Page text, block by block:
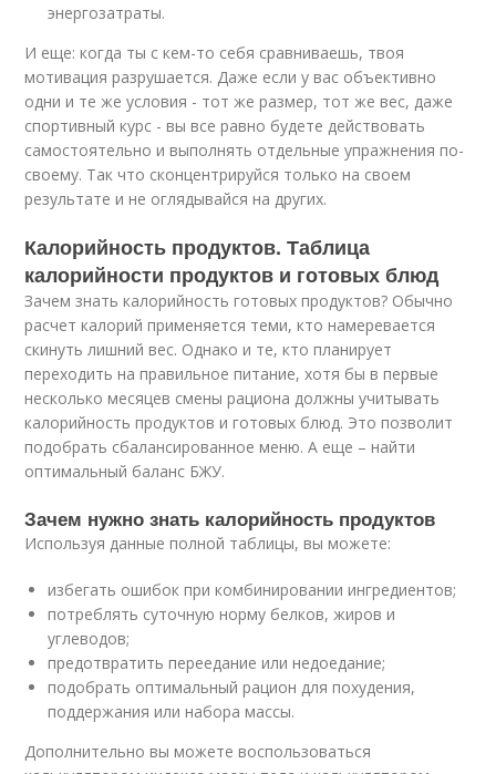
энергозатраты.
И еще: когда ты с кем-то себя сравниваешь, твоя
мотивация разрушается. Даже если у вас объективно
одни и те же условия - тот же размер, тот же вес, даже
спортивный курс - вы все равно будете действовать
самостоятельно и выполнять отдельные упражнения по-
своему. Так что сконцентрируйся только на своем
результате и не оглядывайся на других.
Калорийность продуктов. Таблица
калорийности продуктов и готовых блюд
Зачем знать калорийность готовых продуктов? Обычно
расчет калорий применяется теми, кто намеревается
скинуть лишний вес. Однако и те, кто планирует
переходить на правильное питание, хотя бы в первые
несколько месяцев смены рациона должны учитывать
калорийность продуктов и готовых блюд. Это позволит
подобрать сбалансированное меню. А еще – найти
оптимальный баланс БЖУ.
Зачем нужно знать калорийность продуктов
Используя данные полной таблицы, вы можете:
избегать ошибок при комбинировании ингредиентов;
потреблять суточную норму белков, жиров и
углеводов;
предотвратить переедание или недоедание;
подобрать оптимальный рацион для похудения,
поддержания или набора массы.
Дополнительно вы можете воспользоваться